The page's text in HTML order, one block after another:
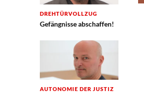
DREHTÜRVOLLZUG
Gefängnisse abschaffen!
AUTONOMIE DER JUSTIZ